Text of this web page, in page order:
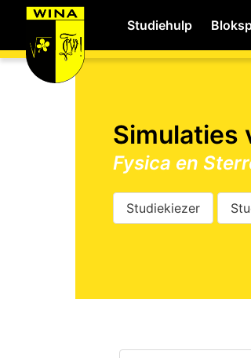
Studiehulp
Career
Shop
Simulaties
Fysica en
Studiekiezer